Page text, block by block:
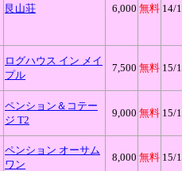
艮山荘 6,000 無料 14/
ログハウス イン メイ
プル
7,500 無料 15/
ペンション＆コテー
ジ T2
9,000 無料 15/
ペンション オーサム
ワン
8,000 無料 15/